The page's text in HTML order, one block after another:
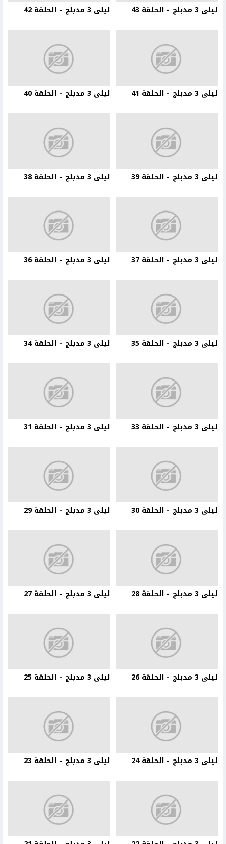
ليلى 3 مدبلج - الحلقة 43 ليلى 3 مدبلج - الحلقة 42
ليلى 3 مدبلج - الحلقة 41 ليلى 3 مدبلج - الحلقة 40
ليلى 3 مدبلج - الحلقة 39 ليلى 3 مدبلج - الحلقة 38
ليلى 3 مدبلج - الحلقة 37 ليلى 3 مدبلج - الحلقة 36
ليلى 3 مدبلج - الحلقة 35 ليلى 3 مدبلج - الحلقة 34
ليلى 3 مدبلج - الحلقة 33 ليلى 3 مدبلج - الحلقة 31
ليلى 3 مدبلج - الحلقة 30 ليلى 3 مدبلج - الحلقة 29
ليلى 3 مدبلج - الحلقة 28 ليلى 3 مدبلج - الحلقة 27
ليلى 3 مدبلج - الحلقة 26 ليلى 3 مدبلج - الحلقة 25
ليلى 3 مدبلج - الحلقة 24 ليلى 3 مدبلج - الحلقة 23